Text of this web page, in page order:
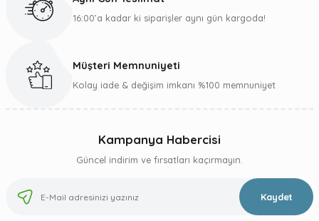
Gönder
16:00’a kadar ki siparişler aynı gün kargoda!
Müşteri Memnuniyeti
Kolay iade & değişim imkanı %100 memnuniyet
Kampanya Habercisi
Güncel indirim ve fırsatları kaçırmayın.
Kaydet